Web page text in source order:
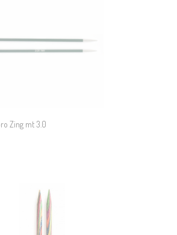
Zing mt 3.0